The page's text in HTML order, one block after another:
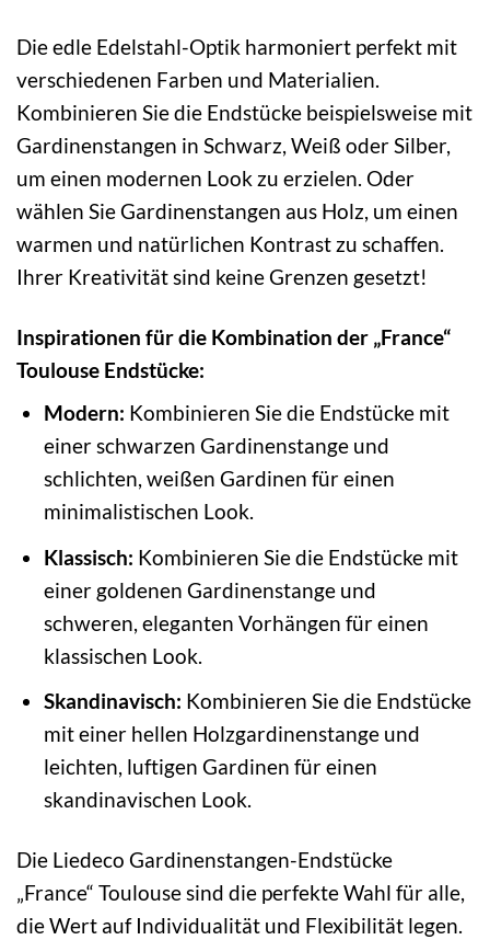
Die edle Edelstahl-Optik harmoniert perfekt mit
verschiedenen Farben und Materialien.
Kombinieren Sie die Endstücke beispielsweise mit
Gardinenstangen in Schwarz, Weiß oder Silber,
um einen modernen Look zu erzielen. Oder
wählen Sie Gardinenstangen aus Holz, um einen
warmen und natürlichen Kontrast zu schaffen.
Ihrer Kreativität sind keine Grenzen gesetzt!
Inspirationen für die Kombination der „France“
Toulouse Endstücke:
Modern: Kombinieren Sie die Endstücke mit
einer schwarzen Gardinenstange und
schlichten, weißen Gardinen für einen
minimalistischen Look.
Klassisch: Kombinieren Sie die Endstücke mit
einer goldenen Gardinenstange und
schweren, eleganten Vorhängen für einen
klassischen Look.
Skandinavisch: Kombinieren Sie die Endstücke
mit einer hellen Holzgardinenstange und
leichten, luftigen Gardinen für einen
skandinavischen Look.
Die Liedeco Gardinenstangen-Endstücke
„France“ Toulouse sind die perfekte Wahl für alle,
die Wert auf Individualität und Flexibilität legen.